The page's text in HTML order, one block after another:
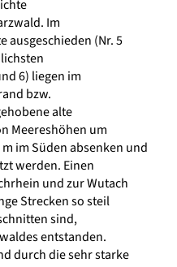
Im
ausgeschieden (Nr. 5
6) liegen im
bzw.
alte
Meereshöhen um
im Süden absenken und
werden. Einen
und zur Wutach
Strecken so steil
sind,
entstanden.
durch die sehr starke